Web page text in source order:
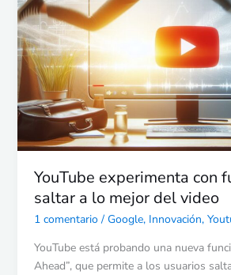
YouTube experimenta con
saltar a lo mejor del video
1 comentario / Google, Innovación,
YouTube está probando una nueva
Ahead”, que permite a los usuarios
con
función
para
saltar
a
lo
mejor
video